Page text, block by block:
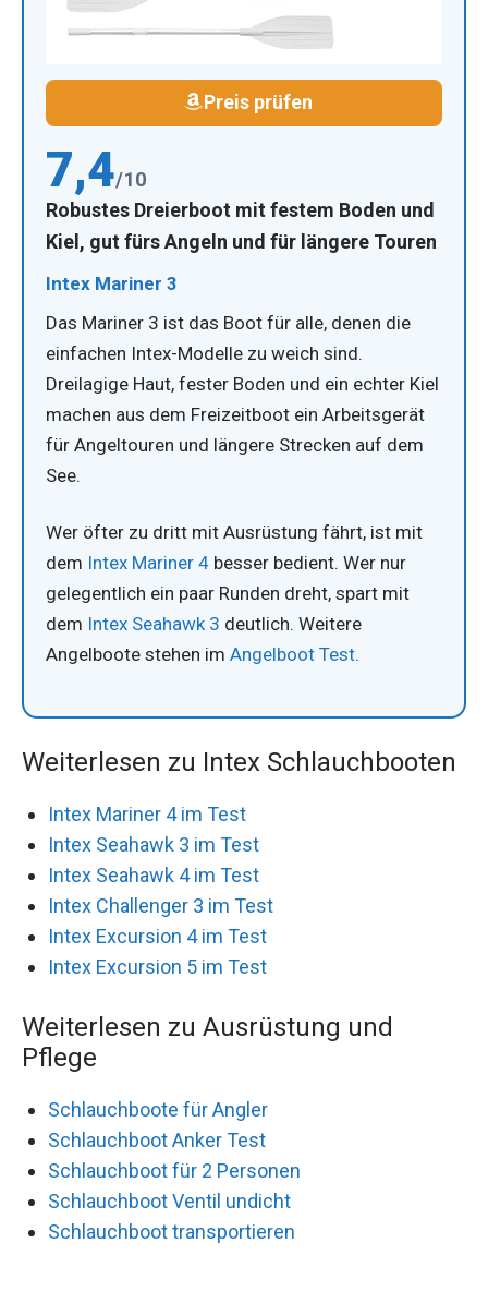
Preis prüfen
7,4/10
Robustes Dreierboot mit festem Boden und
Kiel, gut fürs Angeln und für längere Touren
Intex Mariner 3
Das Mariner 3 ist das Boot für alle, denen die
einfachen Intex-Modelle zu weich sind.
Dreilagige Haut, fester Boden und ein echter Kiel
machen aus dem Freizeitboot ein Arbeitsgerät
für Angeltouren und längere Strecken auf dem
See.
Wer öfter zu dritt mit Ausrüstung fährt, ist mit
dem Intex Mariner 4 besser bedient. Wer nur
gelegentlich ein paar Runden dreht, spart mit
dem Intex Seahawk 3 deutlich. Weitere
Angelboote stehen im Angelboot Test.
Weiterlesen zu Intex Schlauchbooten
Intex Mariner 4 im Test
Intex Seahawk 3 im Test
Intex Seahawk 4 im Test
Intex Challenger 3 im Test
Intex Excursion 4 im Test
Intex Excursion 5 im Test
Weiterlesen zu Ausrüstung und
Pflege
Schlauchboote für Angler
Schlauchboot Anker Test
Schlauchboot für 2 Personen
Schlauchboot Ventil undicht
Schlauchboot transportieren